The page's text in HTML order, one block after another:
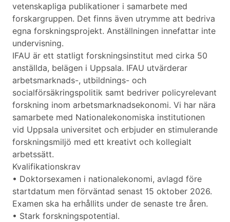
vetenskapliga publikationer i samarbete med
forskargruppen. Det finns även utrymme att bedriva
egna forskningsprojekt. Anställningen innefattar inte
undervisning.
IFAU är ett statligt forskningsinstitut med cirka 50
anställda, belägen i Uppsala. IFAU utvärderar
arbetsmarknads-, utbildnings- och
socialförsäkringspolitik samt bedriver policyrelevant
forskning inom arbetsmarknadsekonomi. Vi har nära
samarbete med Nationalekonomiska institutionen
vid Uppsala universitet och erbjuder en stimulerande
forskningsmiljö med ett kreativt och kollegialt
arbetssätt.
Kvalifikationskrav
• Doktorsexamen i nationalekonomi, avlagd före
startdatum men förväntad senast 15 oktober 2026.
Examen ska ha erhållits under de senaste tre åren.
• Stark forskningspotential.